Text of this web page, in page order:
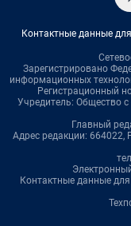
Контактные данные
Зарегистрировано
информационных
Регистрационный
Учредитель: Общество
Главный
Адрес редакции: 664022,
Контактные данные